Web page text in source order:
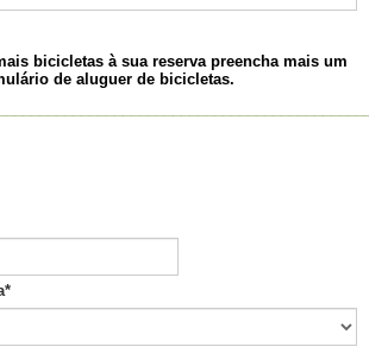
bicicletas à sua reserva preencha mais um
de aluguer de bicicletas.
*